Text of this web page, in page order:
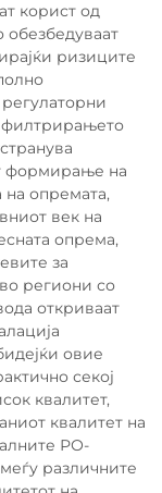
корист од
обезбедуваат
ризиците
филтрирањето
формирање на
на опремата,
век на
опрема,
за
региони со
откриваат
овие
секој
квалитет,
квалитет на
РО-
различните